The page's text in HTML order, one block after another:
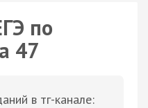
по
47
в тг-канале: